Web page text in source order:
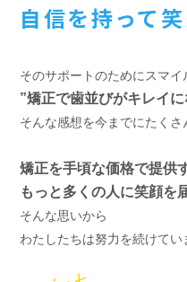
自信を持って
そのサポートのためにスマイ
”矯正で歯並びがキレイ
そんな感想を今までにたくさ
矯正を手頃な価格で提供
もっと多くの人に笑顔を
そんな思いから
わたしたちは努力を続けてい